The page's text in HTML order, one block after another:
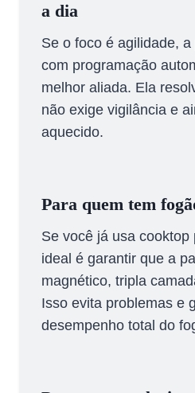
a dia
Se o foco é agilidade,
com programação
melhor aliada. Ela
não exige vigilância e
aquecido.
Para quem tem
Se você já usa cooktop
ideal é garantir que a
magnético, tripla
Isso evita problemas e
desempenho total do